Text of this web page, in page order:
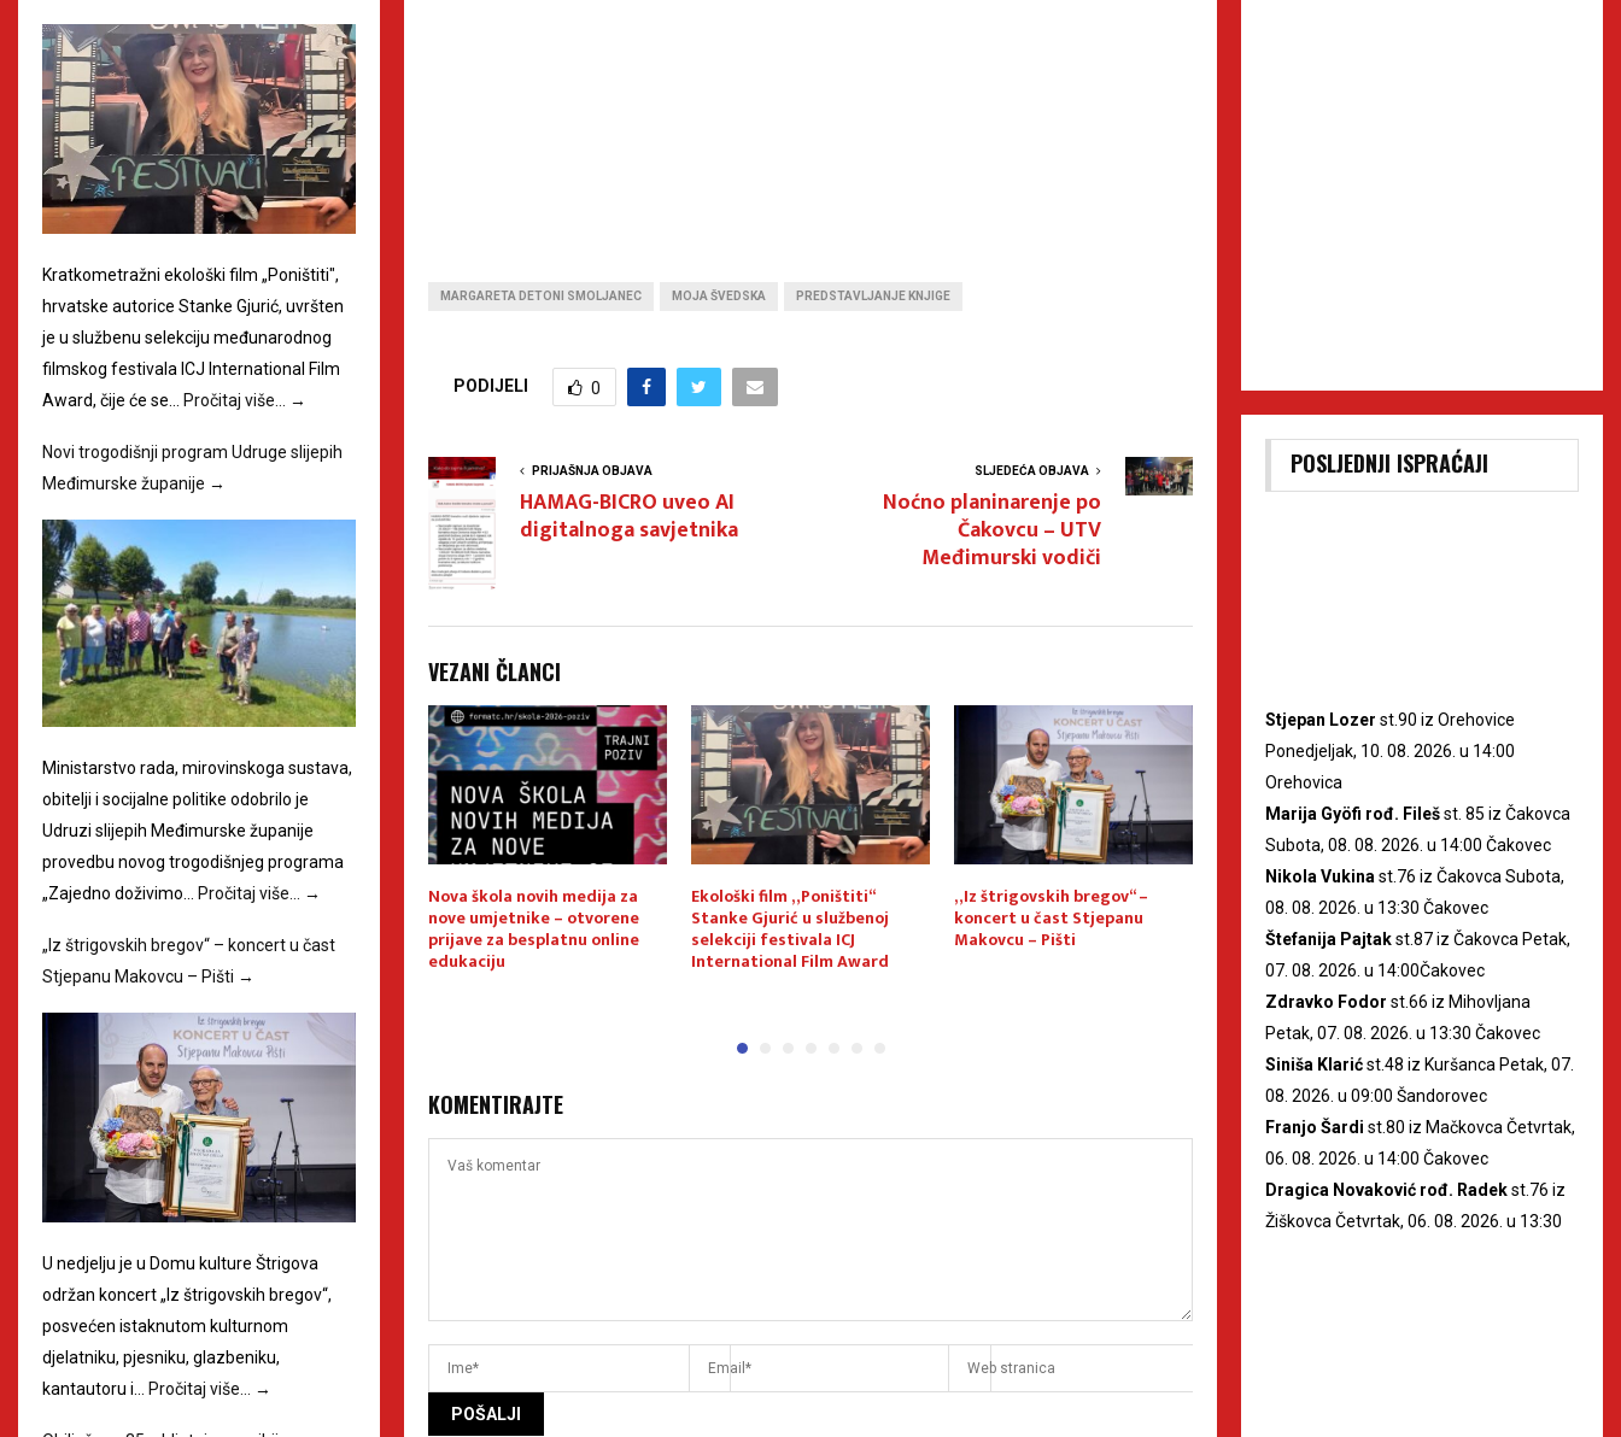
MARGARETA DETONI SMOLJANEC MOJA ŠVEDSKA PREDSTAVLJANJE KNJIGE
PODIJELI 0
PRIJAŠNJA OBJAVA
HAMAG-BICRO uveo AI
digitalnoga savjetnika
SLJEDEĆA OBJAVA
Noćno planinarenje po
Čakovcu – UTV
Međimurski vodiči
VEZANI ČLANCI
10. kamp USKORO!!! 5. rođendan Riznice Nova škola novih medija za
nove umjetnike – otvorene
prijave za besplatnu online
edukaciju
Ekološki film „Poništiti“
Stanke Gjurić u službenoj
selekciji festivala ICJ
International Film Award
„Iz štrigovskih bregov“ –
koncert u čast Stjepanu
Makovcu – Pišti
Raskošnim koncertom
Tamburaškog orkestra HRT-a
završeno obilježavanje pete
obljetnice Riznice Međimurja
IZLOŽBA NA
STVARAJU
KOMENTIRAJTE
Kratkometražni ekološki film „Poništiti",
hrvatske autorice Stanke Gjurić, uvršten
je u službenu selekciju međunarodnog
filmskog festivala ICJ International Film
Award, čije će se…
Pročitaj više… →
Novi trogodišnji program Udruge slijepih
Međimurske županije →
Ministarstvo rada, mirovinskoga sustava,
obitelji i socijalne politike odobrilo je
Udruzi slijepih Međimurske županije
provedbu novog trogodišnjeg programa
„Zajedno doživimo… Pročitaj više… →
„Iz štrigovskih bregov“ – koncert u čast
Stjepanu Makovcu – Pišti →
U nedjelju je u Domu kulture Štrigova
održan koncert „Iz štrigovskih bregov“,
posvećen istaknutom kulturnom
djelatniku, pjesniku, glazbeniku,
kantautoru i…
Pročitaj više… →
POSLJEDNJI ISPRAĆAJI
Stjepan Lozer st.90 iz Orehovice
Ponedjeljak, 10. 08. 2026. u 14:00
Orehovica
Marija Gyöfi rođ. Filešst. 85 iz Čakovca
Subota, 08. 08. 2026. u 14:00 Čakovec
Nikola Vukina st.76 iz Čakovca Subota,
08. 08. 2026. u 13:30 Čakovec
Štefanija Pajtakst.87 iz Čakovca Petak,
07. 08. 2026. u 14:00Čakovec
Zdravko Fodor st.66 iz Mihovljana
Petak, 07. 08. 2026. u 13:30 Čakovec
Siniša Klarićst.48 iz Kuršanca Petak, 07.
08. 2026. u 09:00 Šandorovec
Franjo Šardi st.80 iz Mačkovca Četvrtak,
06. 08. 2026. u 14:00 Čakovec
Dragica Novaković rođ. Radekst.76 iz
Žiškovca Četvrtak, 06. 08. 2026. u 13:30